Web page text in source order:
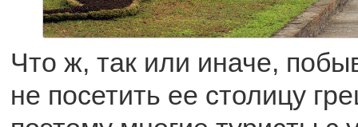
Что ж, так или иначе,
не посетить ее столицу